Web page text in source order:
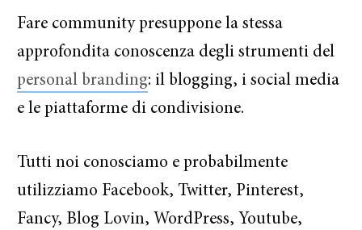
Fare community presuppone la stessa
approfondita conoscenza degli strumenti del
personal branding: il blogging, i social media
e le piattaforme di condivisione.
Tutti noi conosciamo e probabilmente
utilizziamo Facebook, Twitter, Pinterest,
Fancy, Blog Lovin, WordPress, Youtube,